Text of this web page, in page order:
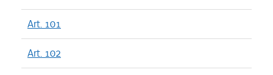
Art. 101
Art. 102